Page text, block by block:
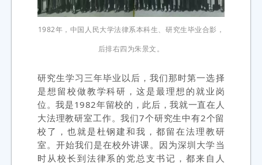
1982年，中国人民大学法律系本科生、研究生毕业合影，
后排右四为朱景文。
研究生学习三年毕业以后，我们那时第一选择
是想留校做教学科研，这是最理想的就业岗
位。我是1982年留校的，此后，我就一直在人
大法理教研室工作。我们7个研究生中有2个留
校了，也就是杜钢建和我，都留在法理教研
室。开始我们是在校外讲课。因为深圳大学当
时从校长到法律系的党总支书记，都来自人